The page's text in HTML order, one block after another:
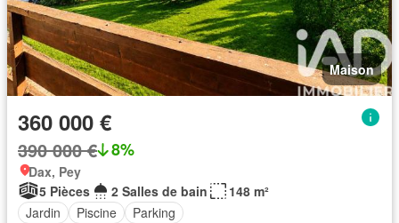
Maison
360 000 €
390 000 € 8%
Dax, Pey
5 Pièces
2 Salles de bain
148 m²
Jardin
Piscine Parking